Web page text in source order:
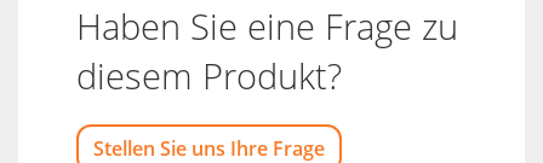
Haben Sie eine Frage zu
diesem Produkt?
Stellen Sie uns Ihre Frage